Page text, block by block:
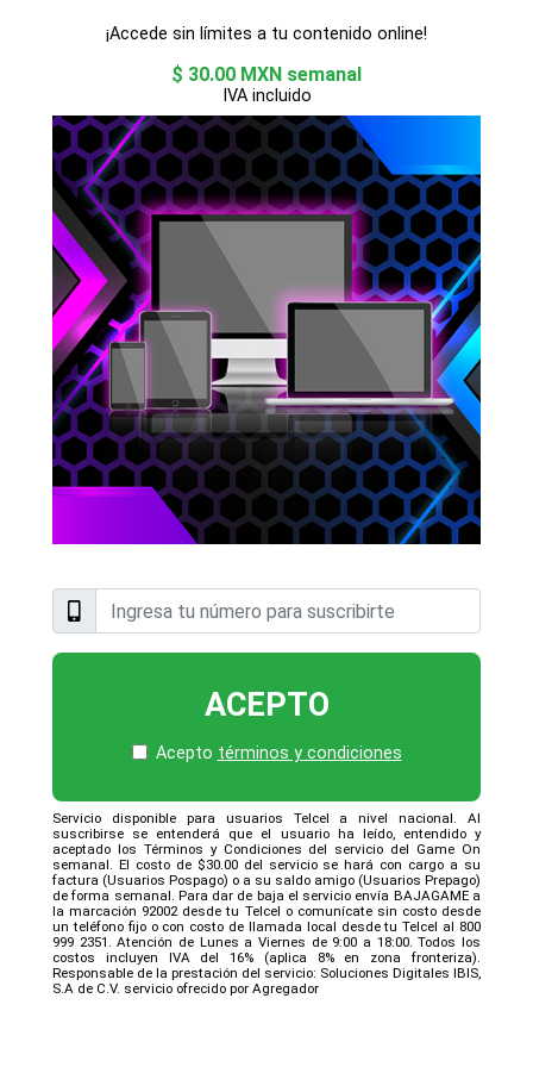
¡Accede sin límites a tu contenido online!
$ 30.00 MXN semanal
IVA incluido
ACEPTO
Acepto términos y condiciones
Servicio disponible para usuarios Telcel a nivel nacional. Al
suscribirse se entenderá que el usuario ha leído, entendido y
aceptado los Términos y Condiciones del servicio del Game On
semanal. El costo de $30.00 del servicio se hará con cargo a su
factura (Usuarios Pospago) o a su saldo amigo (Usuarios Prepago)
de forma semanal. Para dar de baja el servicio envía BAJAGAME a
la marcación 92002 desde tu Telcel o comunícate sin costo desde
un teléfono fijo o con costo de llamada local desde tu Telcel al 800
999 2351. Atención de Lunes a Viernes de 9:00 a 18:00. Todos los
costos incluyen IVA del 16% (aplica 8% en zona fronteriza).
Responsable de la prestación del servicio: Soluciones Digitales IBIS,
S.A de C.V. servicio ofrecido por Agregador